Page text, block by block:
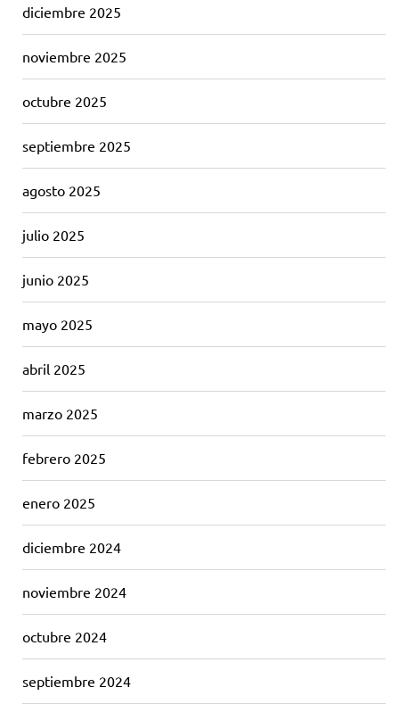
diciembre 2025
noviembre 2025
octubre 2025
septiembre 2025
agosto 2025
julio 2025
junio 2025
mayo 2025
abril 2025
marzo 2025
febrero 2025
enero 2025
diciembre 2024
noviembre 2024
octubre 2024
septiembre 2024